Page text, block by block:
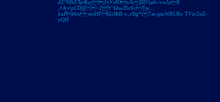
d2“МћЕЂtЖџ{ JчЎzЮnЉЩVjµб«vљ{p$
‚ѓAч!pСDЏ<2У’ЫњЛ5г€cУж…
IљҐё6х~юэНГЦ±ЊB·o„єBg*ї7ж‹jµъWЮ,Ro·ТVіу2иZ­
уQH